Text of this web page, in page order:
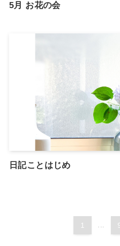
5月 お花の会
日記ことはじめ
1